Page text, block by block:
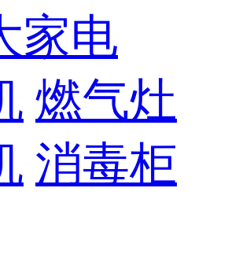
家电
燃气灶
消毒柜